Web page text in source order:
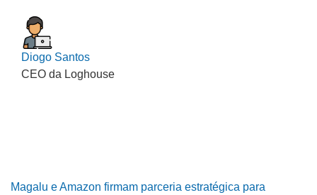
Diogo Santos
CEO da Loghouse
Magalu e Amazon firmam parceria estratégica para